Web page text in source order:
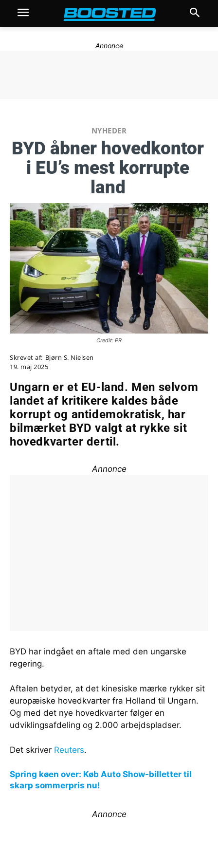
Annonce
NYHEDER
BYD åbner hovedkontor
i EU’s mest korrupte
land
Credit: PR
Skrevet af: Bjørn S. Nielsen
19. maj 2025
Ungarn er et EU-land. Men selvom
landet af kritikere kaldes både
korrupt og antidemokratisk, har
bilmærket BYD valgt at rykke sit
hovedkvarter dertil.
Annonce
BYD har indgået en aftale med den ungarske
regering.
Aftalen betyder, at det kinesiske mærke rykker sit
europæiske hovedkvarter fra Holland til Ungarn.
Og med det nye hovedkvarter følger en
udviklingsafdeling og 2.000 arbejdspladser.
Det skriver Reuters.
Spring køen over: Køb Auto Show-billetter til
skarp sommerpris nu!
Annonce